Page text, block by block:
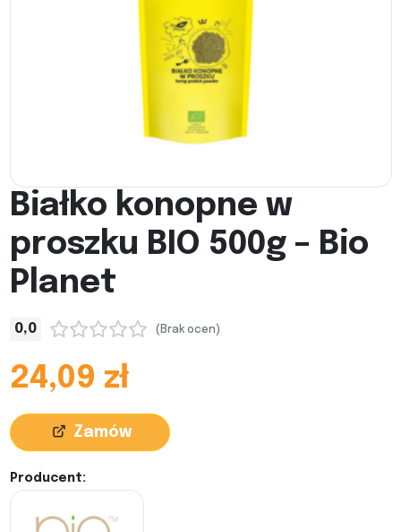
Białko konopne w
proszku BIO 500g – Bio
Planet
0,0 (Brak ocen)
24,09 zł
Zamów
Producent: